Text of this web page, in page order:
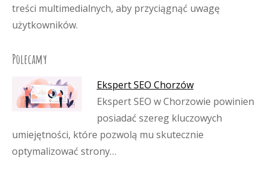
treści multimedialnych, aby przyciągnąć uwagę
użytkowników.
Polecamy
Ekspert SEO Chorzów
Ekspert SEO w Chorzowie powinien
posiadać szereg kluczowych
umiejętności, które pozwolą mu skutecznie
optymalizować strony…